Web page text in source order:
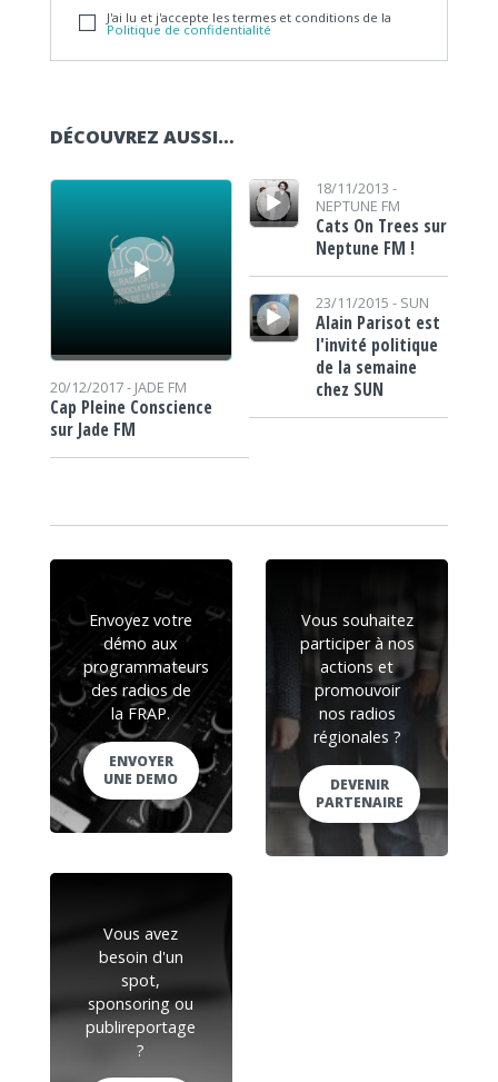
J'ai lu et j'accepte les termes et conditions de la
Politique de confidentialité
DÉCOUVREZ AUSSI…
Lecteur audio
20/12/2017 - JADE FM
Cap Pleine Conscience
sur Jade FM
Lecteur audio18/11/2013 -
NEPTUNE FM
Cats On Trees sur
Neptune FM !
Lecteur audio
23/11/2015 - SUN
Alain Parisot est
l'invité politique
de la semaine
chez SUN
Envoyez votre
démo aux
programmateurs
des radios de
la FRAP.
ENVOYER
UNE DEMO
Vous souhaitez
participer à nos
actions et
promouvoir
nos radios
régionales ?
DEVENIR
PARTENAIRE
Vous avez
besoin d'un
spot,
sponsoring ou
publireportage
?